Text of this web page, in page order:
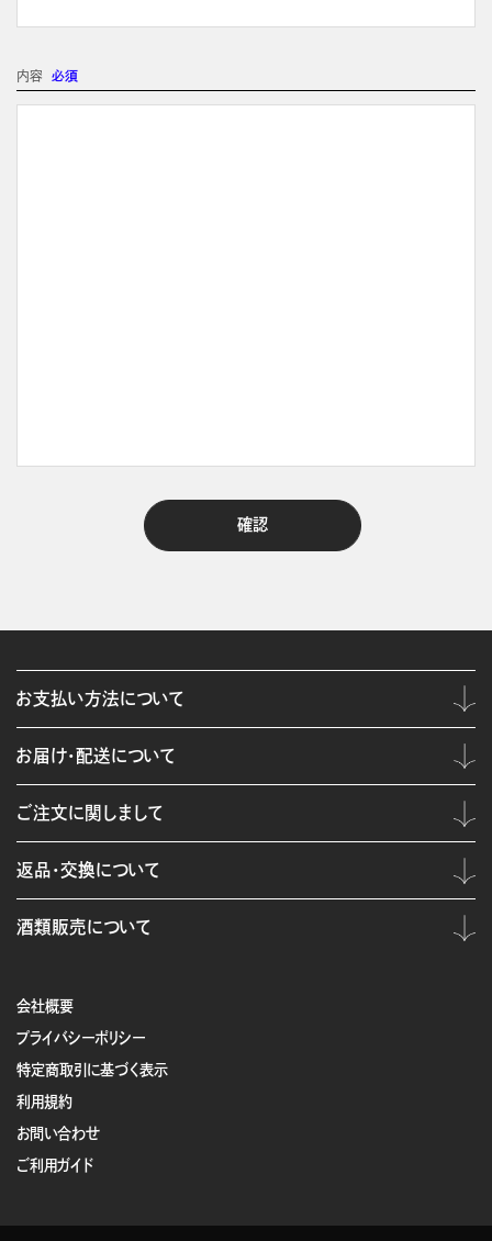
内容 必須
会社概要
プライバシーポリシー
特定商取引に基づく表示
利用規約
お問い合わせ
ご利用ガイド
お支払い方法について
お届け・配送について
ご注文に関しまして
返品・交換について
酒類販売について